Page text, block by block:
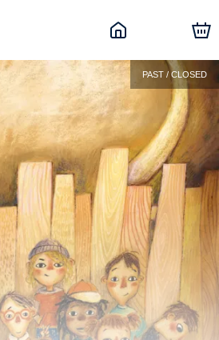
PAST / CLOSED